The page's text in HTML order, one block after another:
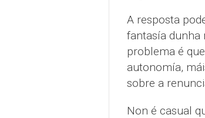
A resposta
fantasía dunha
problema é
autonomía,
sobre a
Non é casual